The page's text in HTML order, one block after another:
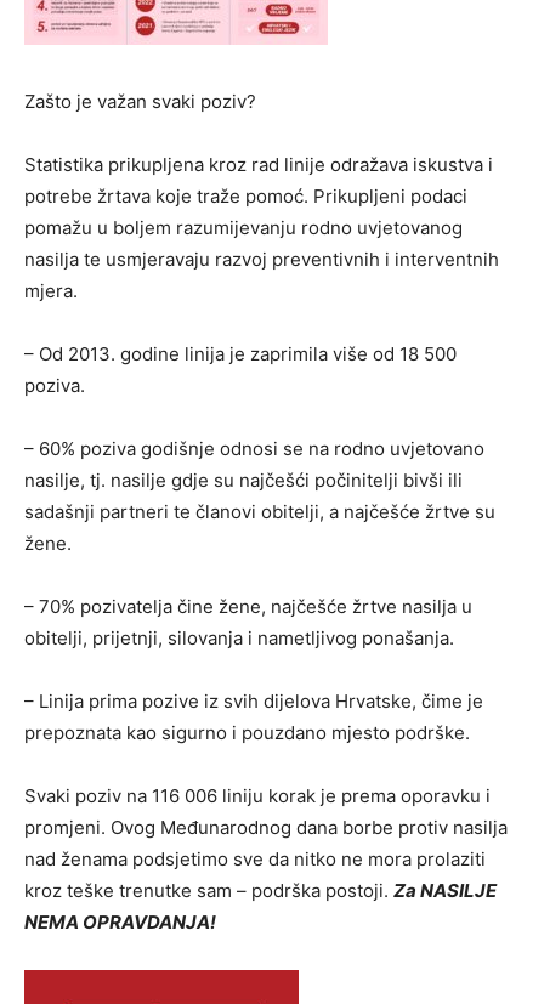
Zašto je važan svaki poziv?
Statistika prikupljena kroz rad linije odražava iskustva i
potrebe žrtava koje traže pomoć. Prikupljeni podaci
pomažu u boljem razumijevanju rodno uvjetovanog
nasilja te usmjeravaju razvoj preventivnih i interventnih
mjera.
– Od 2013. godine linija je zaprimila više od 18 500
poziva.
– 60% poziva godišnje odnosi se na rodno uvjetovano
nasilje, tj. nasilje gdje su najčešći počinitelji bivši ili
sadašnji partneri te članovi obitelji, a najčešće žrtve su
žene.
– 70% pozivatelja čine žene, najčešće žrtve nasilja u
obitelji, prijetnji, silovanja i nametljivog ponašanja.
– Linija prima pozive iz svih dijelova Hrvatske, čime je
prepoznata kao sigurno i pouzdano mjesto podrške.
Svaki poziv na 116 006 liniju korak je prema oporavku i
promjeni. Ovog Međunarodnog dana borbe protiv nasilja
nad ženama podsjetimo sve da nitko ne mora prolaziti
kroz teške trenutke sam – podrška postoji. Za NASILJE
NEMA OPRAVDANJA!